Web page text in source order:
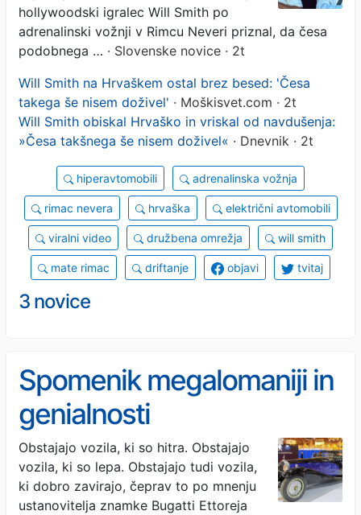
hollywoodski igralec Will Smith po
adrenalinski vožnji v Rimcu Neveri priznal, da česa
podobnega … · Slovenske novice · 2t
Will Smith na Hrvaškem ostal brez besed: 'Česa
takega še nisem doživel' · Moškisvet.com · 2t
Will Smith obiskal Hrvaško in vriskal od navdušenja:
»Česa takšnega še nisem doživel« · Dnevnik · 2t
hiperavtomobili adrenalinska vožnja
rimac nevera hrvaška električni avtomobili
viralni video družbena omrežja will smith
mate rimac driftanje objavi tvitaj
3 novice
Spomenik megalomaniji in
genialnosti
Obstajajo vozila, ki so hitra. Obstajajo
vozila, ki so lepa. Obstajajo tudi vozila,
ki dobro zavirajo, čeprav to po mnenju
ustanovitelja znamke Bugatti Ettoreja